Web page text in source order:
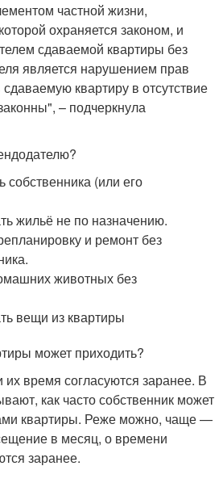
частной жизни,
охраняется законом, и
сдаваемой квартиры без
является нарушением прав
квартиру в отсутствие
– подчеркнула
собственника (или его
жильё не по назначению.
и ремонт без
животных без
вещи из квартиры
может приходить?
их время согласуются заранее. В
как часто собственник может
квартиры. Реже можно, чаще —
в месяц, о времени
заранее.